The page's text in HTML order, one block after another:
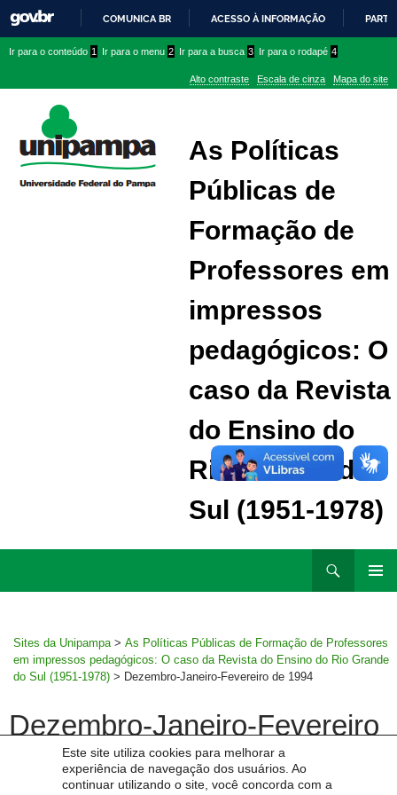
Este site utiliza cookies para melhorar a
experiência de navegação dos usuários. Ao
continuar utilizando o site, você concorda com a
PARA
CONTEÚDO
COMUNICA BR ACESSO À INFORMAÇÃO
conteúdo
menu
superior
menu
Ir para o conteúdo 1 Ir para o menu 2 Ir para a busca 3 Ir para o rodapé 4
Alto contraste Escala de cinza Mapa do site
As Políticas
Públicas de
Formação de
Professores em
impressos
pedagógicos: O
caso da Revista
do Ensino do
Rio Grande do
Sul (1951-1978)
Sites da Unipampa > As Políticas Públicas de Formação de Professores
em impressos pedagógicos: O caso da Revista do Ensino do Rio Grande
do Sul (1951-1978) > Dezembro-Janeiro-Fevereiro de 1994
Dezembro-Janeiro-Fevereiro
de 1994